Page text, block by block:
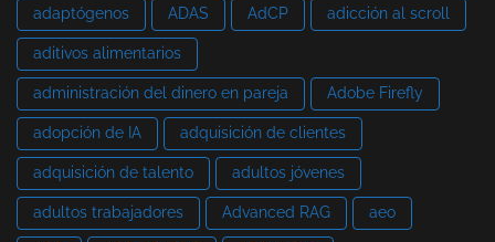
adaptógenos ADAS AdCP adicción al scroll
aditivos alimentarios
administración del dinero en pareja Adobe Firefly
adopción de IA adquisición de clientes
adquisición de talento adultos jóvenes
adultos trabajadores Advanced RAG aeo